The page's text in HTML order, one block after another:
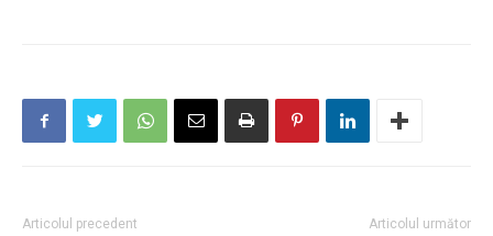
Articolul precedent Articolul următor